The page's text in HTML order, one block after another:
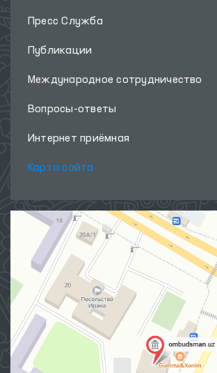
Пресс Служба
Публикации
Международное сотрудничество
Вопросы-ответы
Интернет приёмная
Карта сайта